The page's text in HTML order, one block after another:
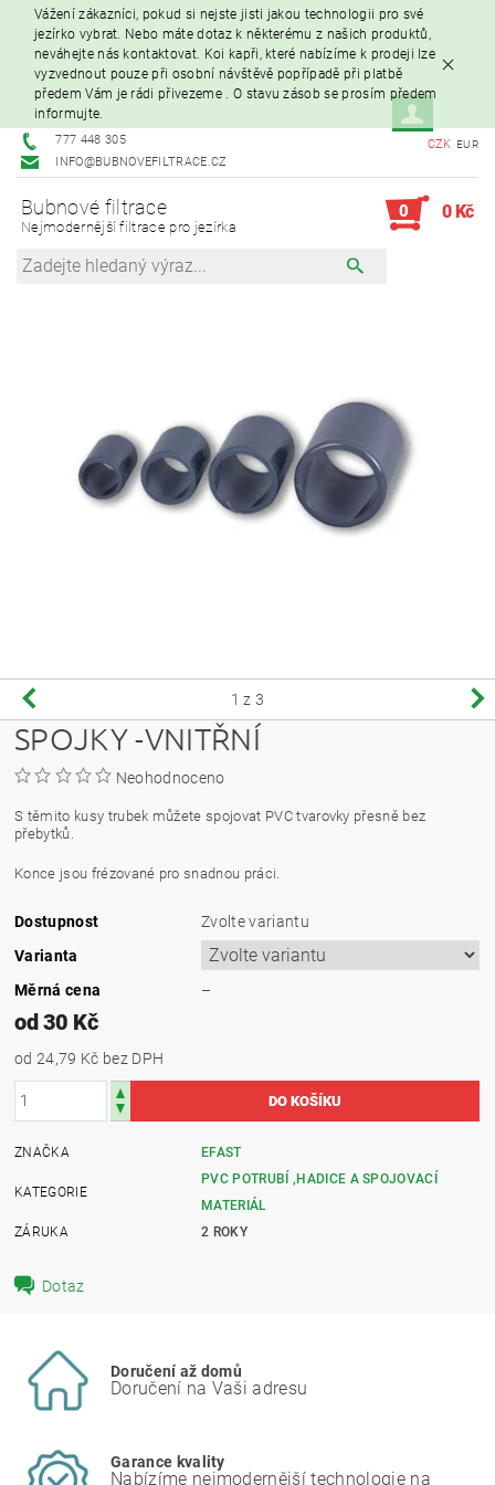
Vážení zákazníci, pokud si nejste jisti jakou technologii pro své
jezírko vybrat. Nebo máte dotaz k některému z našich produktů,
neváhejte nás kontaktovat. Koi kapři, které nabízíme k prodeji lze
vyzvednout pouze při osobní návštěvě popřípadě při platbě
předem Vám je rádi přivezeme . O stavu zásob se prosím předem
informujte.
777 448 305
INFO@BUBNOVEFILTRACE.CZ
CZK EUR
Bubnové filtrace
Nejmodernější filtrace pro jezírka
0 0 Kč
1 z 3
SPOJKY -VNITŘNÍ
Neohodnoceno
S těmito kusy trubek můžete spojovat PVC tvarovky přesně bez
přebytků.
Konce jsou frézované pro snadnou práci.
Dostupnost
Zvolte variantu
Varianta
Měrná cena
–
od 30 Kč
od 24,79 Kč bez DPH
ZNAČKA EFAST
KATEGORIE
PVC POTRUBÍ ,HADICE A SPOJOVACÍ
MATERIÁL
ZÁRUKA
2 ROKY
Dotaz
Doručení až domů
Doručení na Vaši adresu
Garance kvality
Nabízíme nejmodernější technologie na